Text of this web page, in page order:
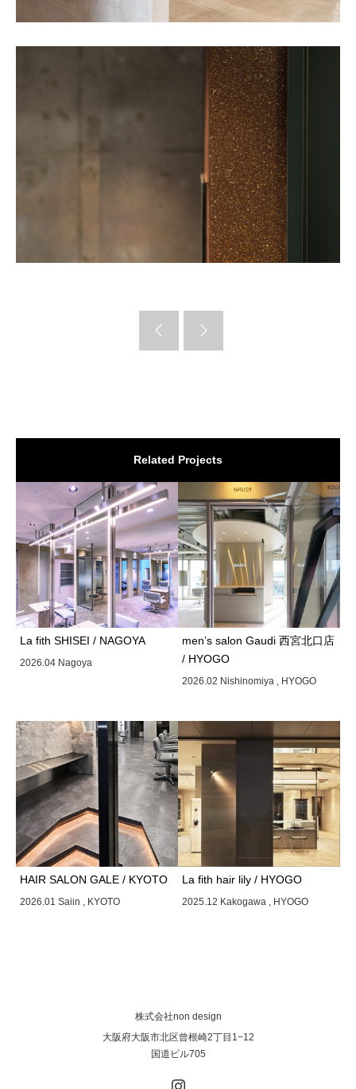
Related Projects
La fith SHISEI / NAGOYA
2026.04 Nagoya
men’s salon Gaudi 西宮北口店
/ HYOGO
2026.02 Nishinomiya , HYOGO
HAIR SALON GALE / KYOTO
2026.01 Saiin , KYOTO
La fith hair lily / HYOGO
2025.12 Kakogawa , HYOGO
株式会社non design
大阪府大阪市北区曾根崎2丁目1−12
国道ビル705